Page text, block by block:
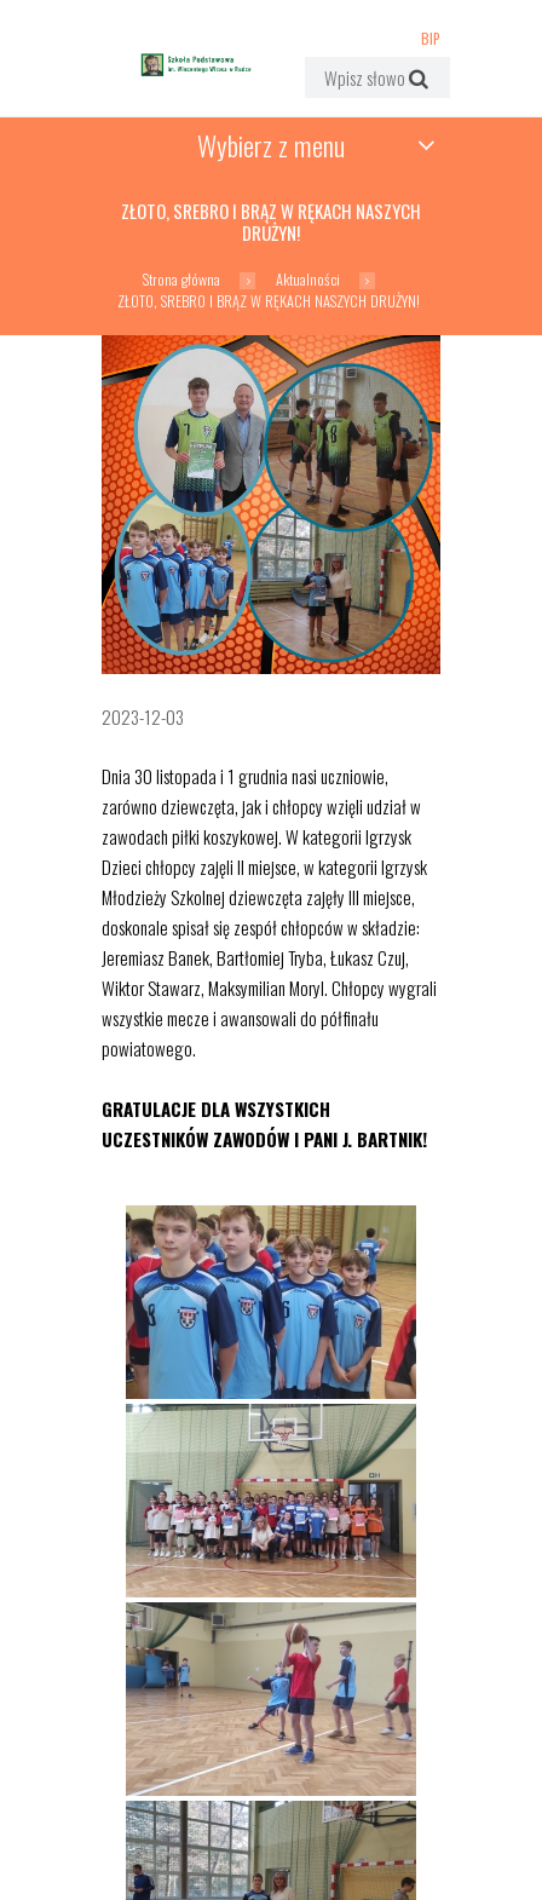
BIP
Wybierz z menu
ZŁOTO, SREBRO I BRĄZ W RĘKACH NASZYCH
DRUŻYN!
Strona główna
Aktualności
ZŁOTO, SREBRO I BRĄZ W RĘKACH NASZYCH DRUŻYN!
2023-12-03
Dnia 30 listopada i 1 grudnia nasi uczniowie,
zarówno dziewczęta, jak i chłopcy wzięli udział w
zawodach piłki koszykowej. W kategorii Igrzysk
Dzieci chłopcy zajęli II miejsce, w kategorii Igrzysk
Młodzieży Szkolnej dziewczęta zajęły III miejsce,
doskonale spisał się zespółchłopców w składzie:
Jeremiasz Banek, Bartłomiej Tryba, Łukasz Czuj,
Wiktor Stawarz, Maksymilian Moryl. Chłopcy wygrali
wszystkie mecze i awansowali do półfinału
powiatowego.
GRATULACJE DLA WSZYSTKICH
UCZESTNIKÓW ZAWODÓW I PANI J. BARTNIK!